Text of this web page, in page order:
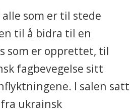
som er til stede
til å bidra til en
som er opprettet, til
fagbevegelse sitt
I salen satt
ukrainsk